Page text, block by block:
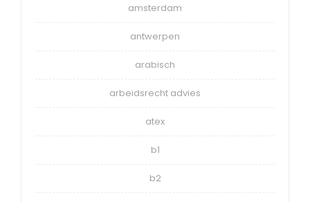
amsterdam
antwerpen
arabisch
arbeidsrecht advies
atex
b1
b2